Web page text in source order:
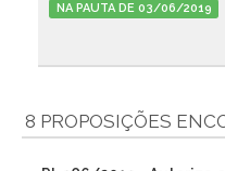
NA PAUTA DE 03/06/2019
8 PROPOSIÇÕES